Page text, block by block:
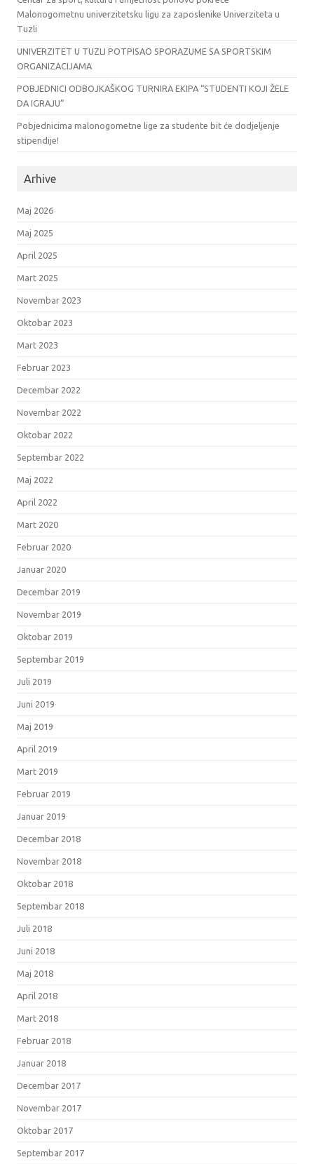
Malonogometnu univerzitetsku ligu za zaposlenike Univerziteta u
Tuzli
UNIVERZITET U TUZLI POTPISAO SPORAZUME SA SPORTSKIM
ORGANIZACIJAMA
POBJEDNICI ODBOJKAŠKOG TURNIRA EKIPA “STUDENTI KOJI ŽELE
DA IGRAJU”
Pobjednicima malonogometne lige za studente bit će dodjeljenje
stipendije!
Arhive
Maj 2026
Maj 2025
April 2025
Mart 2025
Novembar 2023
Oktobar 2023
Mart 2023
Februar 2023
Decembar 2022
Novembar 2022
Oktobar 2022
Septembar 2022
Maj 2022
April 2022
Mart 2020
Februar 2020
Januar 2020
Decembar 2019
Novembar 2019
Oktobar 2019
Septembar 2019
Juli 2019
Juni 2019
Maj 2019
April 2019
Mart 2019
Februar 2019
Januar 2019
Decembar 2018
Novembar 2018
Oktobar 2018
Septembar 2018
Juli 2018
Juni 2018
Maj 2018
April 2018
Mart 2018
Februar 2018
Januar 2018
Decembar 2017
Novembar 2017
Oktobar 2017
Septembar 2017